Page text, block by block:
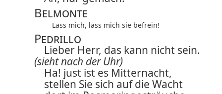
Belmonte
Lass mich, lass mich sie befrein!
Pedrillo
Lieber Herr, das kann nicht sein.
(sieht nach der Uhr)
Ha! just ist es Mitternacht,
stellen Sie sich auf die Wacht